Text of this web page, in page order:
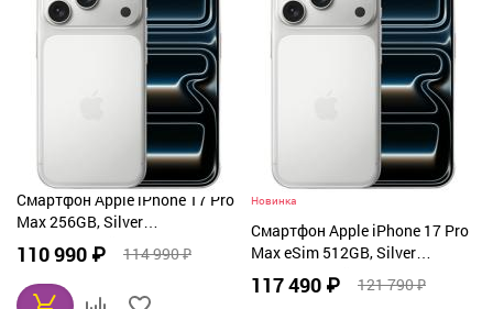
Смартфон Apple iPhone 17 Pro
Max 256GB, Silver
(серебристый)
110 990 ₽ 114 990 ₽
Новинка
Смартфон Apple iPhone 17 Pro
Max eSim 512GB, Silver
(серебристый)
117 490 ₽ 121 790 ₽